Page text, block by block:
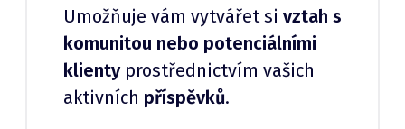
Umožňuje vám vytvářet si vztah s
komunitou nebo potenciálními
klientyprostřednictvím vašich
aktivních příspěvků.